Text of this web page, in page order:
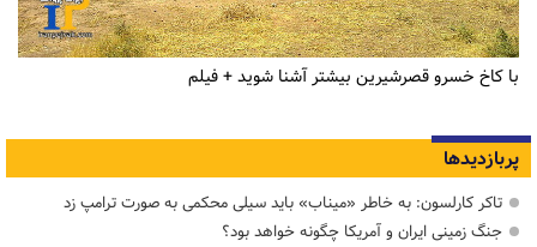
با کاخ خسرو قصرشیرین بیشتر آشنا شوید + فیلم
پربازدیدها
تاکر کارلسون: به خاطر «میناب» باید سیلی محکمی به صورت ترامپ زد
جنگ زمینی ایران و آمریکا چگونه خواهد بود؟